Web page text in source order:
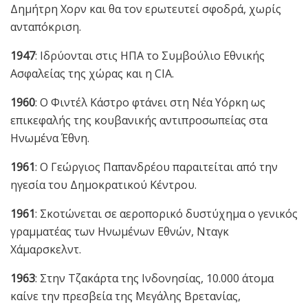
Δημήτρη Χορν και θα τον ερωτευτεί σφοδρά, χωρίς
ανταπόκριση.
1947: Ιδρύονται στις ΗΠΑ το Συμβούλιο Εθνικής
Ασφαλείας της χώρας και η CIA.
1960: Ο Φιντέλ Κάστρο φτάνει στη Νέα Υόρκη ως
επικεφαλής της κουβανικής αντιπροσωπείας στα
Ηνωμένα Έθνη.
1961: Ο Γεώργιος Παπανδρέου παραιτείται από την
ηγεσία του Δημοκρατικού Κέντρου.
1961: Σκοτώνεται σε αεροπορικό δυστύχημα ο γενικός
γραμματέας των Ηνωμένων Εθνών, Νταγκ
Χάμαρσκελντ.
1963: Στην Τζακάρτα της Ινδονησίας, 10.000 άτομα
καίνε την πρεσβεία της Μεγάλης Βρετανίας,